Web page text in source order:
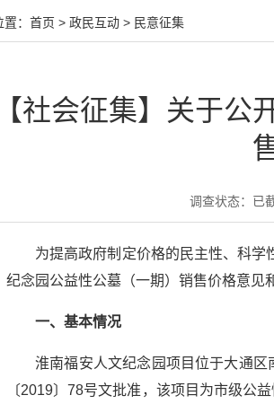
： 首页 > 政民互动 > 民意征集
【社会征集】关于
调查状态： 已
为提高政府制定价格的民主性、科
纪念园公益性公墓（一期）销售价格意见
一、基本情况
淮南福安人文纪念园项目位于大通
〔2019〕78号文批准，该项目为市级公